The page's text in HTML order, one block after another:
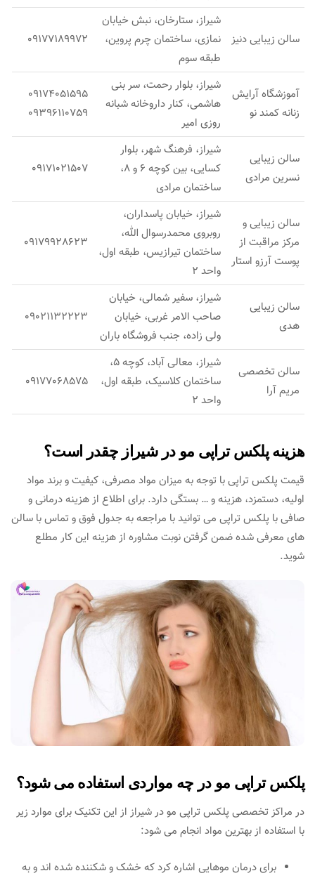
سالن زیبایی دنیز
شیراز، ستارخان، نبش خیابان
نمازی، ساختمان چرم پروین،
طبقه سوم
09177189972
آموزشگاه آرایش
زنانه کمند نو
شیراز، بلوار رحمت، سر بنی
هاشمی، کنار داروخانه شبانه
روزی امیر
09174051595
09396110759
سالن زیبایی
نسرین مرادی
شیراز، فرهنگ شهر، بلوار
کسایی، بین کوچه 6 و 8،
ساختمان مرادی
09171021507​
سالن زیبایی و
مرکز مراقبت از
پوست آرزو استار
شیراز، خیابان پاسداران،
روبروی محمدرسوال الله،
ساختمان تیرازیس، طبقه اول،
واحد 2
09179928623
سالن زیبایی
هدی
شیراز، سفیر شمالی، خیابان
صاحب الامر غربی، خیابان
ولی زاده، جنب فروشگاه باران
09021132223
سالن تخصصی
مریم آرا
شیراز، معالی آباد، کوچه 5،
ساختمان کلاسیک، طبقه اول،
واحد 2
09177068575
هزینه پلکس تراپی مو در شیراز چقدر است؟
قیمت پلکس تراپی با توجه به میزان مواد مصرفی، کیفیت و برند مواد
اولیه، دستمزد، هزینه و … بستگی دارد. برای اطلاع از هزینه درمانی و
صافی با پلکس تراپی می توانید با مراجعه به جدول فوق و تماس با سالن
های معرفی شده ضمن گرفتن نوبت مشاوره از هزینه این کار مطلع
شوید.
پلکس تراپی مو در چه مواردی استفاده می شود؟
در مراکز تخصصی پلکس تراپی مو در شیراز از این تکنیک برای موارد زیر
با استفاده از بهترین مواد انجام می شود:
برای درمان موهایی اشاره کرد که خشک و شکننده شده اند و به